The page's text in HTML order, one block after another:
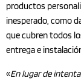
productos
inesperado, como
que cubren todos
entrega e
«En lugar de